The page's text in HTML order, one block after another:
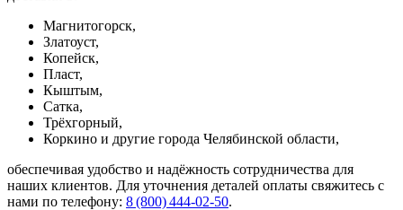
Магнитогорск,
Златоуст,
Копейск,
Пласт,
Кыштым,
Сатка,
Трёхгорный,
Коркино и другие города Челябинской области,
обеспечивая удобство и надёжность сотрудничества для
наших клиентов. Для уточнения деталей оплаты свяжитесь с
нами по телефону: 8 (800) 444‑02‑50.